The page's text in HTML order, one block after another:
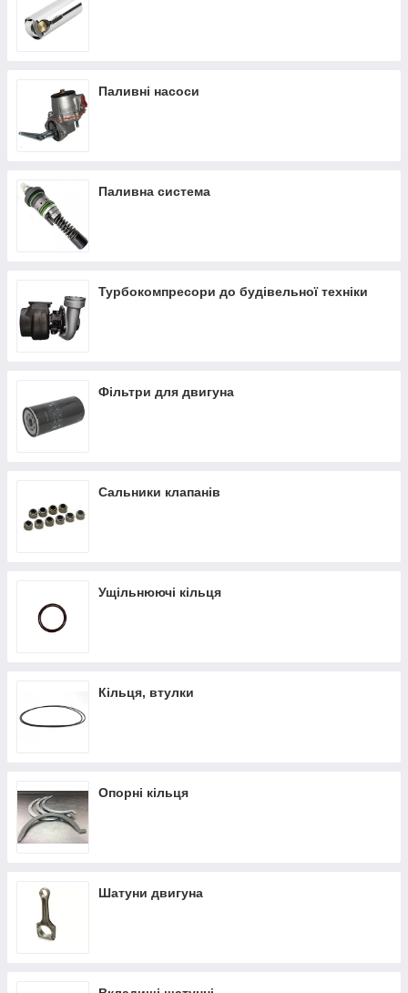
Паливні насоси
Паливна система
Турбокомпресори до будівельної техніки
Фільтри для двигуна
Сальники клапанів
Ущільнюючі кільця
Кільця, втулки
Опорні кільця
Шатуни двигуна